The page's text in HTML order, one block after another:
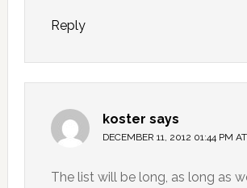
Reply
koster says
DECEMBER 11, 2012 01:44 PM
The list will be long, as long as